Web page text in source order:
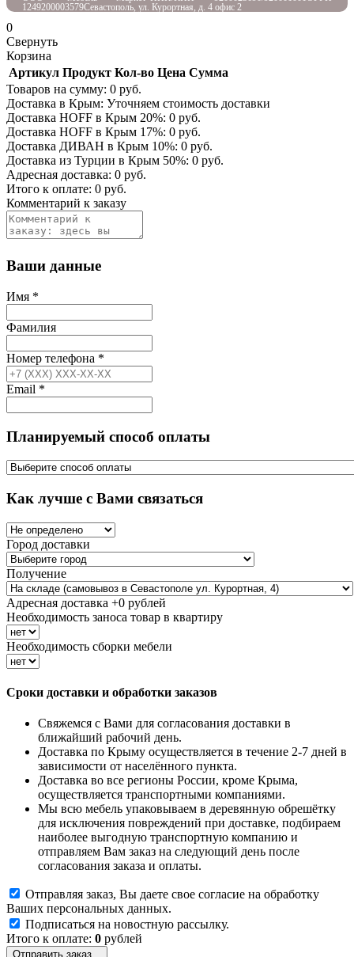
1249200003579Севастополь, ул. Курортная, д. 4 офис 2
0
Свернуть
Корзина
Артикул Продукт Кол-во Цена Сумма
Товаров на сумму: 0 руб.
Доставка в Крым: Уточняем стоимость доставки
Доставка HOFF в Крым 20%: 0 руб.
Доставка HOFF в Крым 17%: 0 руб.
Доставка ДИВАН в Крым 10%: 0 руб.
Доставка из Турции в Крым 50%: 0 руб.
Адресная доставка: 0 руб.
Итого к оплате: 0 руб.
Комментарий к заказу
Ваши данные
Имя *
Фамилия
Номер телефона *
Email *
Планируемый способ оплаты
Как лучше с Вами связаться
Город доставки
Получение
Адресная доставка +0 рублей
Необходимость заноса товар в квартиру
Необходимость сборки мебели
Сроки доставки и обработки заказов
Свяжемся с Вами для согласования доставки в
ближайший рабочий день.
Доставка по Крыму осуществляется в течение 2-7 дней в
зависимости от населённого пункта.
Доставка во все регионы России, кроме Крыма,
осуществляется транспортными компаниями.
Мы всю мебель упаковываем в деревянную обрешётку
для исключения повреждений при доставке, подбираем
наиболее выгодную транспортную компанию и
отправляем Вам заказ на следующий день после
согласования заказа и оплаты.
Отправляя заказ, Вы даете свое согласие на обработку
Ваших персональных данных.
Подписаться на новостную рассылку.
Итого к оплате: 0 рублей